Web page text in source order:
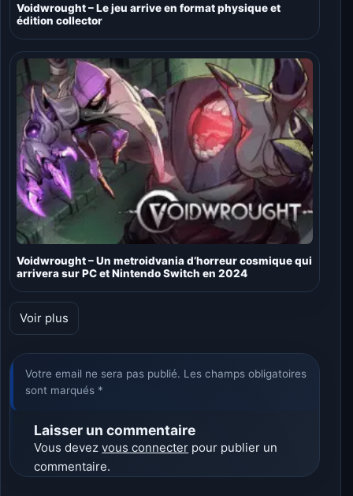
Voidwrought – Le jeu arrive en format physique et
édition collector
Voidwrought – Un metroidvania d’horreur cosmique qui
arrivera sur PC et Nintendo Switch en 2024
Voir plus
Votre email ne sera pas publié. Les champs obligatoires
sont marqués *
Laisser un commentaire
Vous devezvous connecter pour publier un
commentaire.